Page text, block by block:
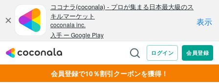
会員登録で10％割引クーポンを獲得！